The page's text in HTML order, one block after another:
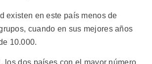
existen en este país menos de
cuando en sus mejores años
10.000.
los dos países con el mayor número